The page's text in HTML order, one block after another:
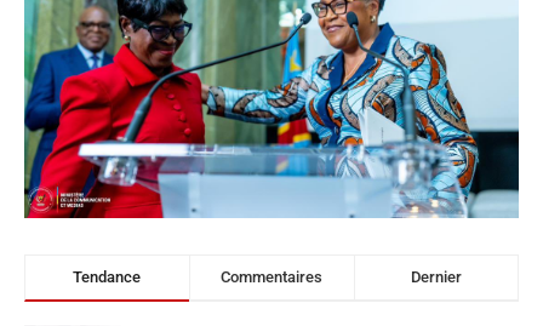
Tendance Commentaires Dernier